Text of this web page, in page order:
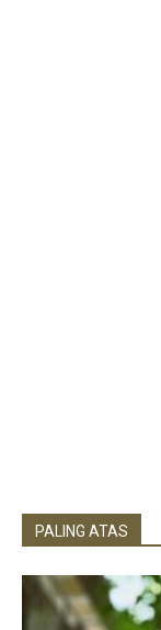
PALING ATAS